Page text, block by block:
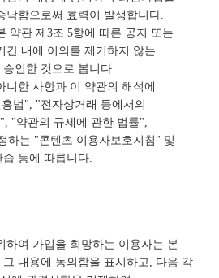
낙함으로써 효력이 발생합니다.
약관 제3조 5항에 따른 공지 또는
간 내에 이의를 제기하지 않는
인한 것으로 봅니다.
한 사항과 이 약관의 해석에
법", "전자상거래 등에서의
"약관의 규제에 관한 법률",
하는 "콘텐츠 이용자보호지침" 및
습 등에 따릅니다.
여 가입을 희망하는 이용자는 본
내용에 동의함을 표시하고, 다음 각